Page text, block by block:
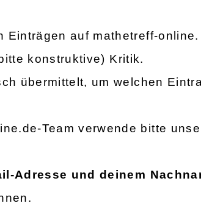
Einträgen auf mathetreff-online.
konstruktive) Kritik.
übermittelt, um welchen
Team verwende bitte
Adresse und deinem